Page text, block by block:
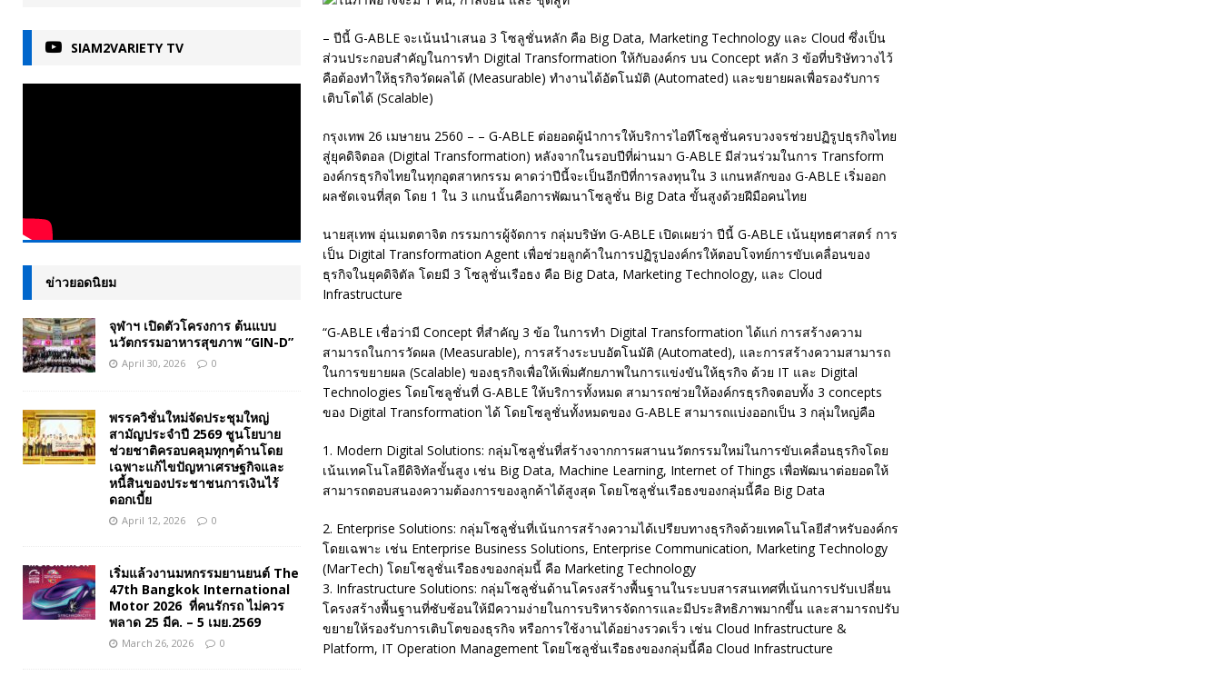
– ปีนี้ G-ABLE จะเน้นนำเสนอ 3 โซลูชั่นหลัก คือ Big Data, Marketing Technology และ Cloud ซึ่งเป็น
ส่วนประกอบสำคัญในการทำ Digital Transformation ให้กับองค์กร บน Concept หลัก 3 ข้อที่บริษัทวางไว้
คือต้องทำให้ธุรกิจวัดผลได้ (Measurable) ทำงานได้อัตโนมัติ (Automated) และขยายผลเพื่อรองรับการ
เติบโตได้ (Scalable)
กรุงเทพ 26 เมษายน 2560 – – G-ABLE ต่อยอดผู้นำการให้บริการไอทีโซลูชั่นครบวงจรช่วยปฏิรูปธุรกิจไทย
สู่ยุคดิจิตอล (Digital Transformation) หลังจากในรอบปีที่ผ่านมา G-ABLE มีส่วนร่วมในการ Transform
องค์กรธุรกิจไทยในทุกอุตสาหกรรม คาดว่าปีนี้จะเป็นอีกปีที่การลงทุนใน 3 แกนหลักของ G-ABLE เริ่มออก
ผลชัดเจนที่สุด โดย 1 ใน 3 แกนนั้นคือการพัฒนาโซลูชั่น Big Data ขั้นสูงด้วยฝีมือคนไทย
นายสุเทพ อุ่นเมตตาจิต กรรมการผู้จัดการ กลุ่มบริษัท G-ABLE เปิดเผยว่า ปีนี้ G-ABLE เน้นยุทธศาสตร์ การ
เป็น Digital Transformation Agent เพื่อช่วยลูกค้าในการปฏิรูปองค์กรให้ตอบโจทย์การขับเคลื่อนของ
ธุรกิจในยุคดิจิตัล โดยมี 3 โซลูชั่นเรือธง คือ Big Data, Marketing Technology, และ Cloud
Infrastructure
“G-ABLE เชื่อว่ามี Concept ที่สำคัญ 3 ข้อ ในการทำ Digital Transformation ได้แก่ การสร้างความ
สามารถในการวัดผล (Measurable), การสร้างระบบอัตโนมัติ (Automated), และการสร้างความสามารถ
ในการขยายผล (Scalable) ของธุรกิจเพื่อให้เพิ่มศักยภาพในการแข่งขันให้ธุรกิจ ด้วย IT และ Digital
Technologies โดยโซลูชั่นที่ G-ABLE ให้บริการทั้งหมด สามารถช่วยให้องค์กรธุรกิจตอบทั้ง 3 concepts
ของ Digital Transformation ได้ โดยโซลูชั่นทั้งหมดของ G-ABLE สามารถแบ่งออกเป็น 3 กลุ่มใหญ่คือ
1. Modern Digital Solutions: กลุ่มโซลูชั่นที่สร้างจากการผสานนวัตกรรมใหม่ในการขับเคลื่อนธุรกิจโดย
เน้นเทคโนโลยีดิจิทัลขั้นสูง เช่น Big Data, Machine Learning, Internet of Things เพื่อพัฒนาต่อยอดให้
สามารถตอบสนองความต้องการของลูกค้าได้สูงสุด โดยโซลูชั่นเรือธงของกลุ่มนี้คือ Big Data
2. Enterprise Solutions: กลุ่มโซลูชั่นที่เน้นการสร้างความได้เปรียบทางธุรกิจด้วยเทคโนโลยีสำหรับองค์กร
โดยเฉพาะ เช่น Enterprise Business Solutions, Enterprise Communication, Marketing Technology
(MarTech) โดยโซลูชั่นเรือธงของกลุ่มนี้ คือ Marketing Technology
3. Infrastructure Solutions: กลุ่มโซลูชั่นด้านโครงสร้างพื้นฐานในระบบสารสนเทศที่เน้นการปรับเปลี่ยน
โครงสร้างพื้นฐานที่ซับซ้อนให้มีความง่ายในการบริหารจัดการและมีประสิทธิภาพมากขึ้น และสามารถปรับ
ขยายให้รองรับการเติบโตของธุรกิจ หรือการใช้งานได้อย่างรวดเร็ว เช่น Cloud Infrastructure &
Platform, IT Operation Management โดยโซลูชั่นเรือธงของกลุ่มนี้คือ Cloud Infrastructure
SIAM2VARIETY TV
ข่าวยอดนิยม
จุฬาฯ เปิดตัวโครงการ ต้นแบบ
นวัตกรรมอาหารสุขภาพ “GIN-D”
April 30, 2026 0
พรรควิชั่นใหม่จัดประชุมใหญ่
สามัญประจำปี 2569 ชูนโยบาย
ช่วยชาติครอบคลุมทุกๆด้านโดย
เฉพาะแก้ไขปัญหาเศรษฐกิจและ
หนี้สินของประชาชนการเงินไร้
ดอกเบี้ย
April 12, 2026 0
เริ่มแล้วงานมหกรรมยานยนต์ The
47th Bangkok International
Motor 2026 ที่คนรักรถ ไม่ควร
พลาด 25 มีค. – 5 เมย.2569
March 26, 2026 0